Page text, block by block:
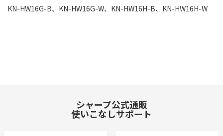
KN-HW16G-B、KN-HW16G-W、KN-HW16H-B、KN-HW16H-W
シャープ公式通販
使いこなしサポート